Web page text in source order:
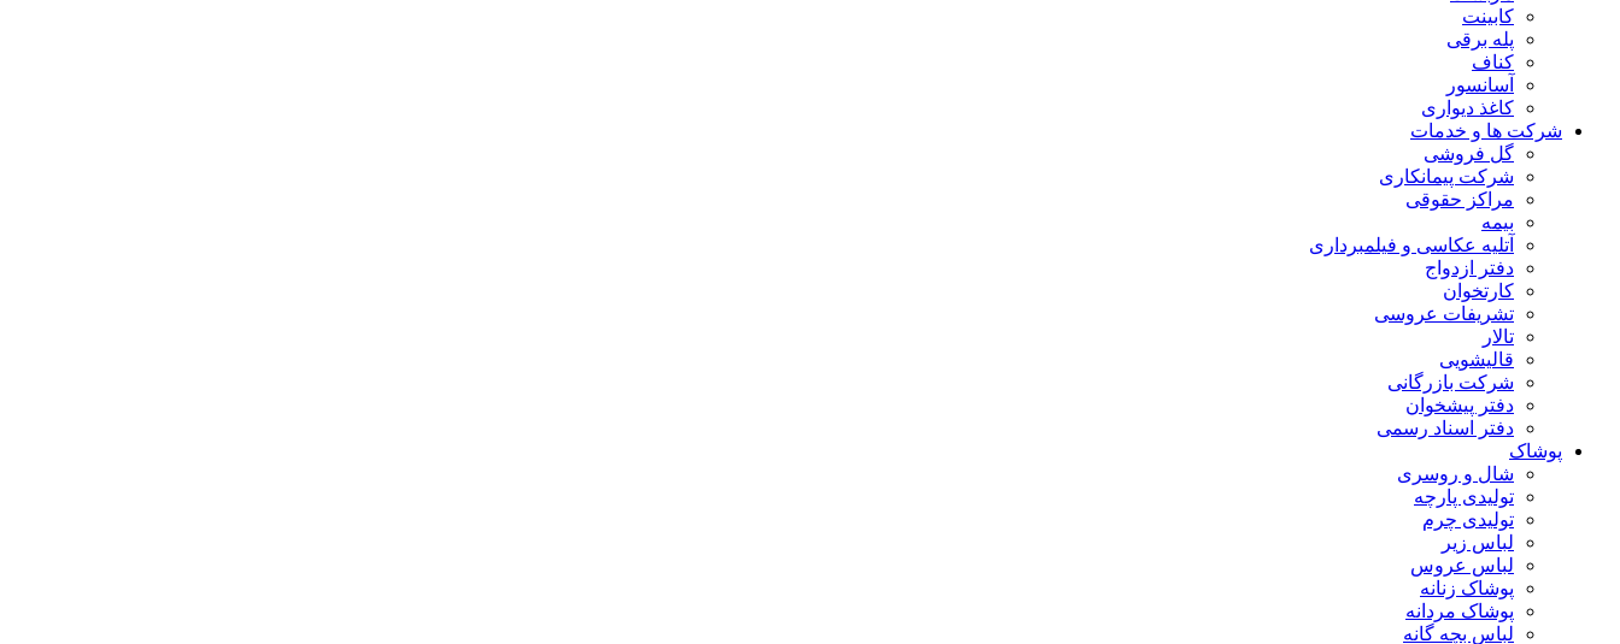
کابینت
پله برقی
کناف
آسانسور
کاغذ دیواری
شرکت ها و خدمات
گل فروشی
شرکت پیمانکاری
مراکز حقوقی
بیمه
آتلیه عکاسی و فیلمبرداری
دفتر ازدواج
کارتخوان
تشریفات عروسی
تالار
قالیشویی
شرکت بازرگانی
دفتر پیشخوان
دفتر اسناد رسمی
پوشاک
شال و روسری
تولیدی پارچه
تولیدی چرم
لباس زیر
لباس عروس
پوشاک زنانه
پوشاک مردانه
لباس بچه گانه